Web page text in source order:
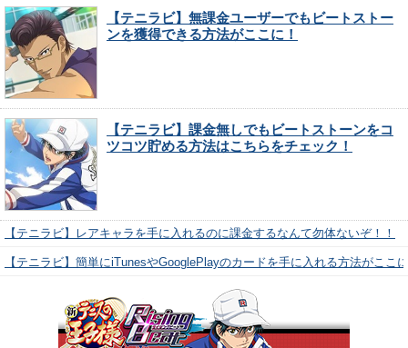
【テニラビ】無課金ユーザーでもビートストー
ンを獲得できる方法がここに！
【テニラビ】課金無しでもビートストーンをコ
ツコツ貯める方法はこちらをチェック！
【テニラビ】レアキャラを手に入れるのに課金するなんて勿体ないぞ！！
【テニラビ】簡単にiTunesやGooglePlayのカードを手に入れる方法がここ